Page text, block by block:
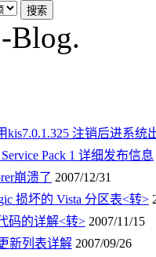
Blog.
kis7.0.1.325 注销后进系统
Pack 1 详细发布信息
崩溃了 2007/12/31
损坏的 Vista 分区表<转>
码的详解<转> 2007/11/15
新列表详解 2007/09/26